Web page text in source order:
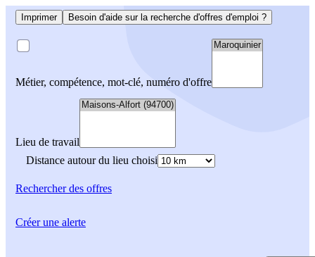
Imprimer Besoin d'aide sur la recherche d'offres d'emploi ?
Métier, compétence, mot-clé, numéro d'offre
Lieu de travail
Distance autour du lieu choisi
Rechercherdes offres
Créer une alerte